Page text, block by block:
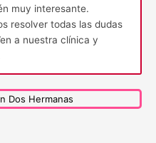
muy interesante.
resolver todas las dudas
a nuestra clínica y
Dos Hermanas